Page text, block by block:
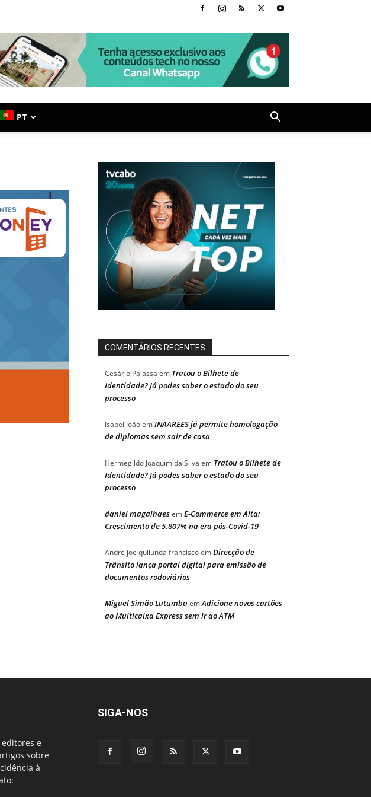
PT
COMENTÁRIOS RECENTES
Cesário Palassa em Tratou o Bilhete de
Identidade? Já podes saber o estado do seu
processo
Isabel JoãoemINAAREES já permite homologação
de diplomas sem sair de casa
Hermegildo Joaquim da Silva em Tratou o Bilhete de
Identidade? Já podes saber o estado do seu
processo
daniel magalhaesemE-Commerce em Alta:
Crescimento de 5.807% na era pós-Covid-19
Andre joe quilunda franciscoemDirecção de
Trânsito lança portal digital para emissão de
documentos rodoviários
Miguel Simão LutumbaemAdicione novos cartões
ao Multicaixa Express sem ir ao ATM
e
sobre
à
SIGA-NOS